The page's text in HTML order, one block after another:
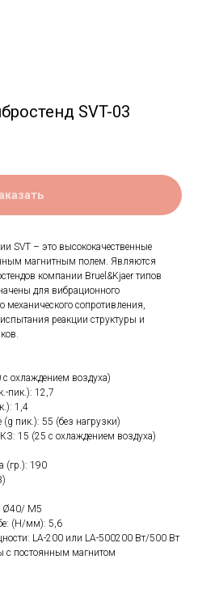
SVT-03
SVT – это высококачественные
магнитным полем. Являются
компании Bruel&Kjaer типов
для вибрационного
механического сопротивления,
реакции структуры и
охлаждением воздуха)
пик.): 12,7
1,4
(g пик.): 55 (без нагрузки)
15 (25 с охлаждением воздуха)
(гр.): 190
Ø40/ M5
(Н/мм): 5,6
LA-200 или LA-500200 Вт/500 Вт
с постоянным магнитом